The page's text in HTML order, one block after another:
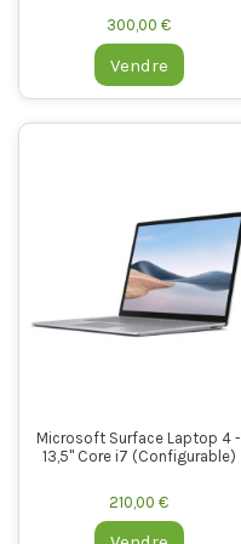
300,00 €
Vendre
Microsoft Surface Laptop 4 -
13,5" Core i7 (Configurable)
210,00 €